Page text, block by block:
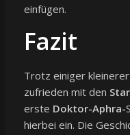
einfügen.
Fazit
Trotz einiger
zufrieden mit den
erste Doktor-Aphra-
hierbei ein. Die